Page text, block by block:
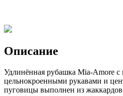
Описание
Удлинённая рубашка Mia-Amore с
цельнокроенными рукавами и
пуговицы выполнен из